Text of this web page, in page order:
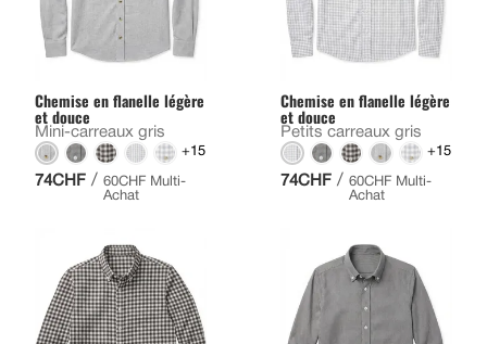
Chemise en flanelle légère
et douce
Mini-carreaux gris
+15
74CHF / 60CHF Multi-
Achat
Chemise en flanelle légère
et douce
Petits carreaux gris
+15
74CHF / 60CHF Multi-
Achat